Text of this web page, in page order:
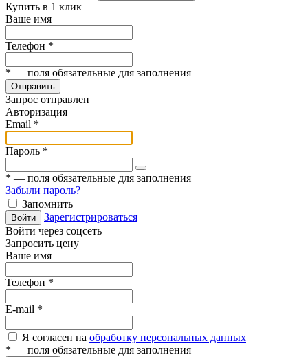
Купить в 1 клик
Ваше имя
Телефон *
* — поля обязательные для заполнения
Отправить
Запрос отправлен
Авторизация
Email *
Пароль *
* — поля обязательные для заполнения
Забыли пароль?
Запомнить
Войти
Зарегистрироваться
Войти через соцсеть
Запросить цену
Ваше имя
Телефон *
E-mail *
Я согласен на обработку персональных данных
* — поля обязательные для заполнения